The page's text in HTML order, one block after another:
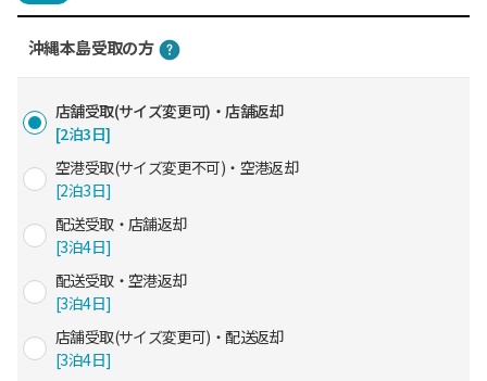
沖縄本島受取の方
店舗受取(サイズ変更可)・店舗返却
[2泊3日]
空港受取(サイズ変更不可)・空港返却
[2泊3日]
配送受取・店舗返却
[3泊4日]
配送受取・空港返却
[3泊4日]
店舗受取(サイズ変更可)・配送返却
[3泊4日]